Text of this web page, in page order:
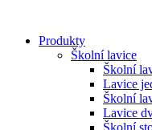
obsahuProdukty
Školní lavice
Školní
Lavice
Školní
Lavice
Školní